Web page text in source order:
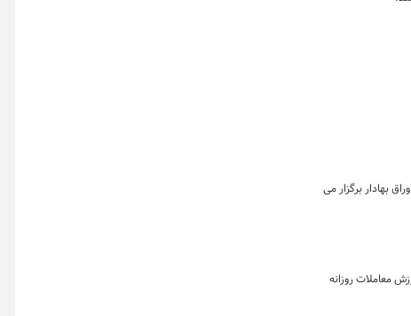
بورس و اوراق بهادار برگزار می
ارزش ۹۳۵ میلیارد تومان، رکورد تاریخی ارزش معاملات روزانه